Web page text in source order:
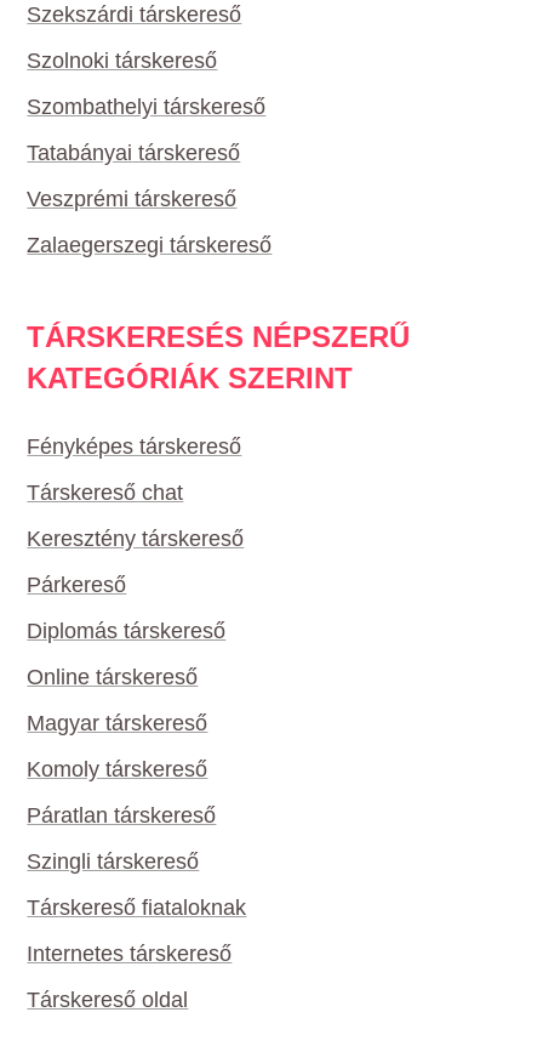
Szekszárdi társkereső
Szolnoki társkereső
Szombathelyi társkereső
Tatabányai társkereső
Veszprémi társkereső
Zalaegerszegi társkereső
TÁRSKERESÉS NÉPSZERŰ
KATEGÓRIÁK SZERINT
Fényképes társkereső
Társkereső chat
Keresztény társkereső
Párkereső
Diplomás társkereső
Online társkereső
Magyar társkereső
Komoly társkereső
Páratlan társkereső
Szingli társkereső
Társkereső fiataloknak
Internetes társkereső
Társkereső oldal